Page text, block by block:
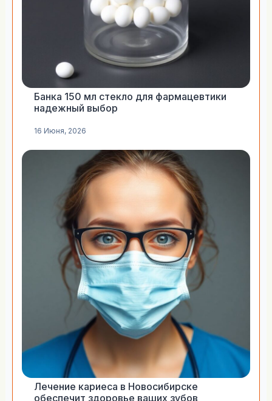
Банка 150 мл стекло для фармацевтики
надежный выбор
16 Июня, 2026
Лечение кариеса в Новосибирске
обеспечит здоровье ваших зубов